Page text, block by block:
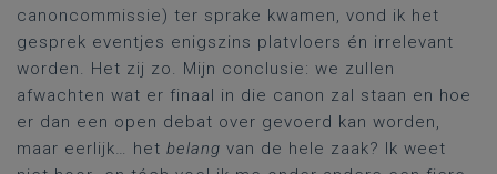
canoncommissie) ter sprake kwamen, vond ik het
gesprek eventjes enigszins platvloers én irrelevant
worden. Het zij zo. Mijn conclusie: we zullen
afwachten wat er finaal in die canon zal staan en hoe
er dan een open debat over gevoerd kan worden,
maar eerlijk… het belang van de hele zaak? Ik weet